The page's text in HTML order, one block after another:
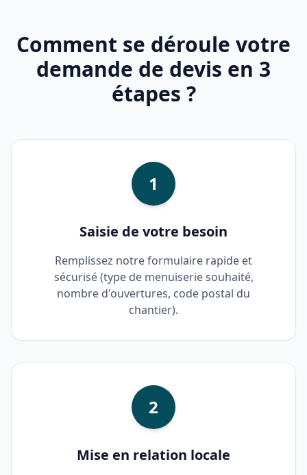
Comment se déroule votre
demande de devis en 3
étapes ?
1
Saisie de votre besoin
Remplissez notre formulaire rapide et
sécurisé (type de menuiserie souhaité,
nombre d'ouvertures, code postal du
chantier).
2
Mise en relation locale